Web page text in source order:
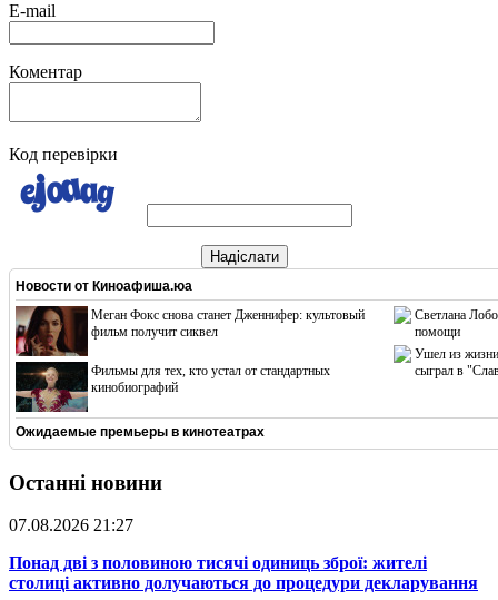
E-mail
Коментар
Код перевірки
Надіслати
Новости от Киноафиша.юа
Меган Фокс снова станет Дженнифер: культовый
фильм получит сиквел
Фильмы для тех, кто устал от стандартных
кинобиографий
Светлана
помощи
Ушел из жизни
сыграл в
Ожидаемые премьеры в кинотеатрах
Останні новини
07.08.2026 21:27
​Понад дві з половиною тисячі одиниць зброї: жителі
столиці активно долучаються до процедури декларування